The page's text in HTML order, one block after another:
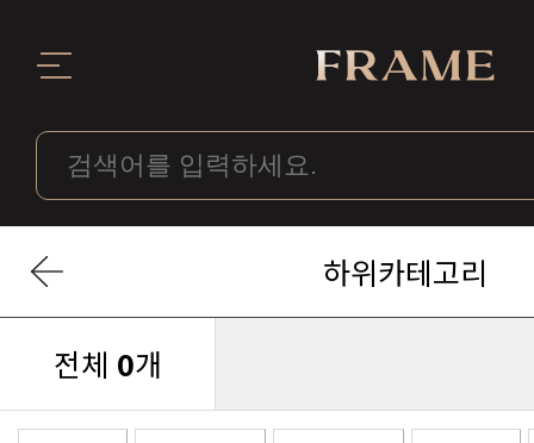
하위카테고리
전체 0개